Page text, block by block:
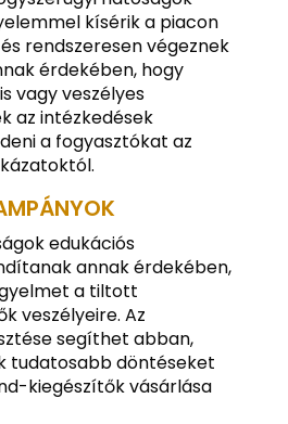
kísérik a piacon
rendszeresen végeznek
érdekében, hogy
vagy veszélyes
az intézkedések
a fogyasztókat az
edukációs
annak érdekében,
a tiltott
veszélyeire. Az
segíthet abban,
tudatosabb döntéseket
kiegészítők vásárlása